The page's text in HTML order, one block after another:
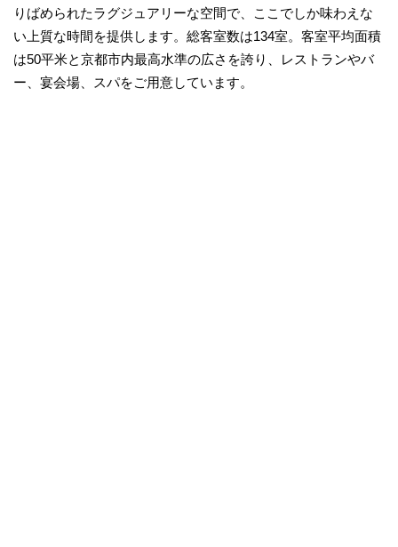
りばめられたラグジュアリーな空間で、ここでしか味わえな
い上質な時間を提供します。総客室数は134室。客室平均面積
は50平米と京都市内最高水準の広さを誇り、レストランやバ
ー、宴会場、スパをご用意しています。